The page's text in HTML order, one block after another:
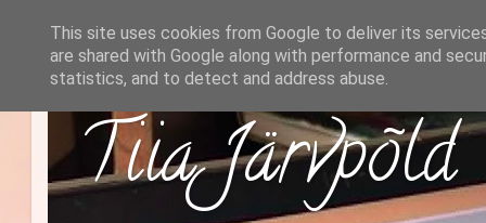
Tiia Järvpõld
This site uses cookies from Google to deliver its
are shared with Google along with performance and
statistics, and to detect and address abuse.